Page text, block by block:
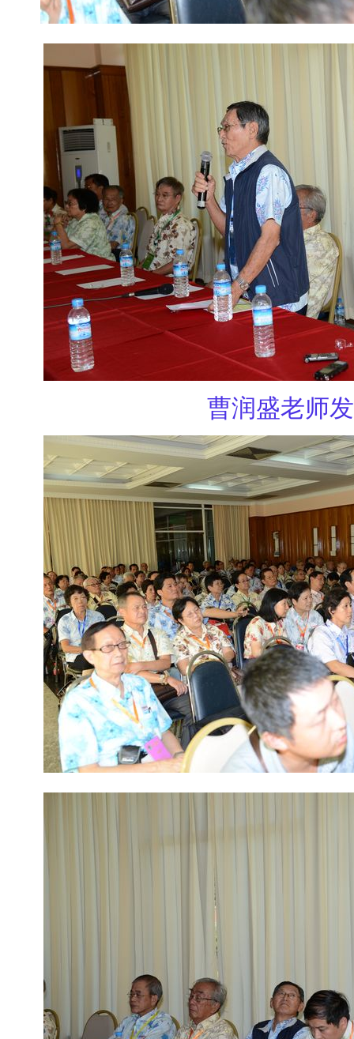
曹润盛老师